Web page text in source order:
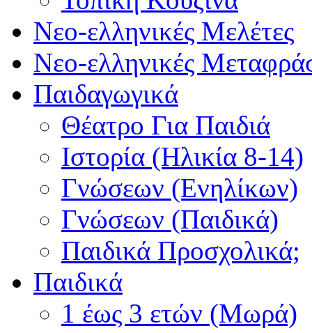
Νεο-ελληνικές Μελέτες
Νεο-ελληνικές
Παιδαγωγικά
Θέατρο Για Παιδιά
Ιστορία (Ηλικία 8-14)
Γνώσεων (Ενηλίκων)
Γνώσεων (Παιδικά)
Παιδικά Προσχολικά;
Παιδικά
1 έως 3 ετών (Μωρά)